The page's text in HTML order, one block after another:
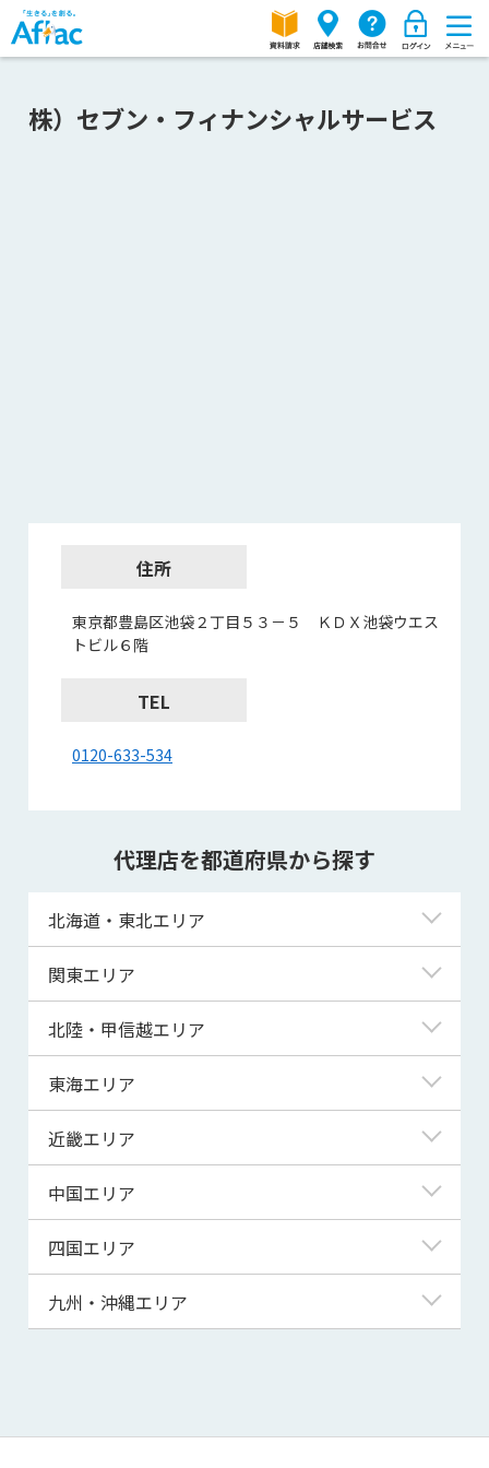
株）セブン・フィナンシャルサービス
住所
東京都豊島区池袋２丁目５３－５ ＫＤＸ池袋ウエス
トビル６階
TEL
0120-633-534
代理店を都道府県から探す
北海道・東北エリア
北海道
青森県
宮城県
秋田県
山形県
関東エリア
東京都
神奈川県
埼玉県
千葉県
茨城県
群馬県
北陸・甲信越エリア
新潟県
富山県
福井県
山梨県
長野県
東海エリア
岐阜県
静岡県
三重県
近畿エリア
滋賀県
京都府
大阪府
兵庫県
和歌山県
中国エリア
鳥取県
島根県
山口県
四国エリア
徳島県
高知県
九州・沖縄エリア